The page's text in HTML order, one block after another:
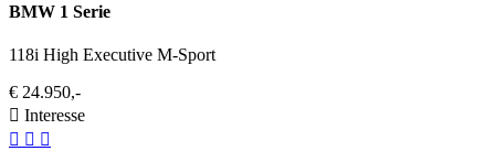
BMW 1 Serie
118i High Executive M-Sport
€ 24.950,-
Interesse